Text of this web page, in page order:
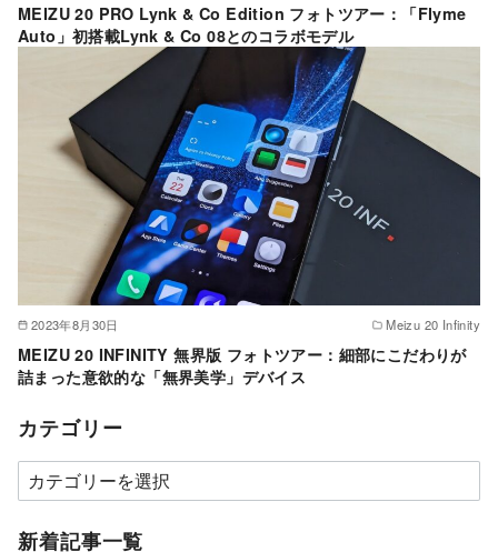
MEIZU 20 PRO Lynk & Co Edition フォトツアー：「Flyme
Auto」初搭載Lynk & Co 08とのコラボモデル
2023年8月30日 Meizu 20 Infinity
MEIZU 20 INFINITY 無界版 フォトツアー：細部にこだわりが
詰まった意欲的な「無界美学」デバイス
カテゴリー
カ
テ
ゴ
新着記事一覧